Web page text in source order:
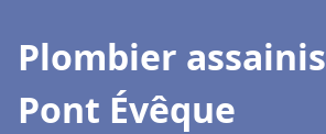
Plombier
Pont Évêque